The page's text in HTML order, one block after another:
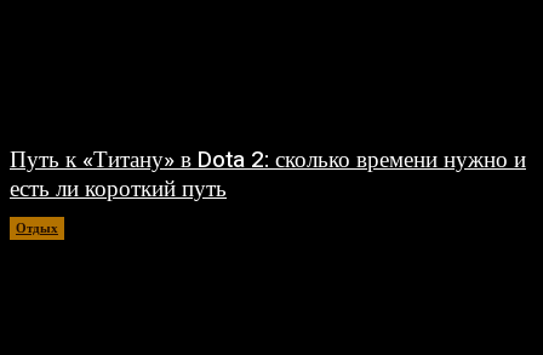
Путь к «Титану» в Dota 2: сколько времени нужно и
есть ли короткий путь
Отдых